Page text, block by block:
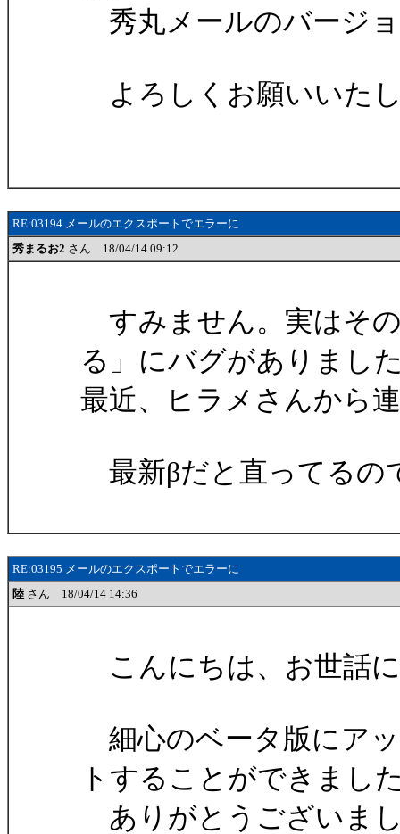
秀丸メールのバージ
よろしくお願いいた
RE:03194 メールのエクスポートでエラーに
秀まるお2 さん 18/04/14 09:12
すみません。実はそ
る」にバグがありまし
最近、ヒラメさんから
最新βだと直ってるの
RE:03195 メールのエクスポートでエラーに
陸 さん 18/04/14 14:36
こんにちは、お世話
細心のベータ版にア
トすることができまし
ありがとうございま